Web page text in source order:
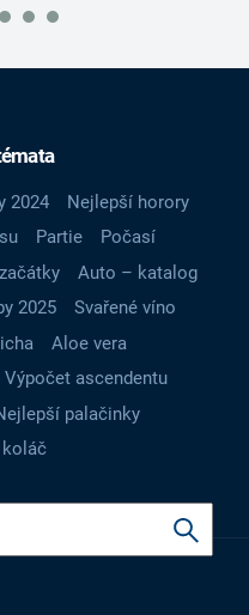
2024
Nejlepší horory
Partie
Počasí
Auto – katalog
2025
Svařené víno
Aloe vera
Výpočet ascendentu
palačinky